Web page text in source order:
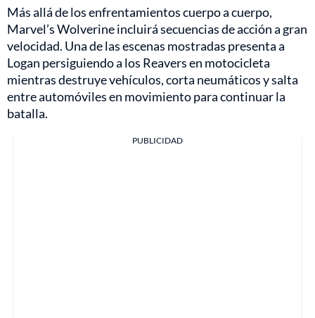
Más allá de los enfrentamientos cuerpo a cuerpo,
Marvel’s Wolverine incluirá secuencias de acción a gran
velocidad. Una de las escenas mostradas presenta a
Logan persiguiendo a los Reavers en motocicleta
mientras destruye vehículos, corta neumáticos y salta
entre automóviles en movimiento para continuar la
batalla.
PUBLICIDAD